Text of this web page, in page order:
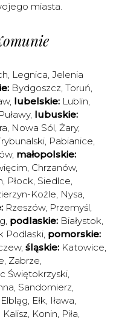
miasta.
, Legnica, Jelenia
Bydgoszcz, Toruń,
, lubelskie: Lublin,
Puławy, lubuskie:
, Nowa Sól, Żary,
, Pabianice,
, małopolskie:
, Chrzanów,
, Płock, Siedlce,
Koźle, Nysa,
Rzeszów, Przemyśl,
, podlaskie: Białystok,
Podlaski, pomorskie:
, śląskie: Katowice,
, Zabrze,
Świętokrzyski,
, Sandomierz,
Elbląg, Ełk, Iława,
Kalisz, Konin, Piła,